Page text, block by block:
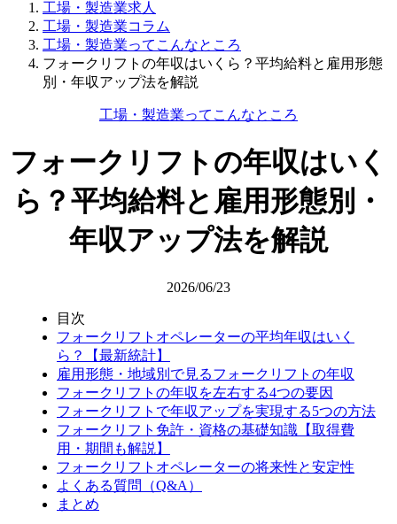
工場・製造業求人
工場・製造業コラム
工場・製造業ってこんなところ
フォークリフトの年収はいくら？平均給料と雇用形態
別・年収アップ法を解説
工場・製造業ってこんなところ
フォークリフトの年収はいく
ら？平均給料と雇用形態別・
年収アップ法を解説
2026/06/23
目次
フォークリフトオペレーターの平均年収はいく
ら？【最新統計】
雇用形態・地域別で見るフォークリフトの年収
フォークリフトの年収を左右する4つの要因
フォークリフトで年収アップを実現する5つの方法
フォークリフト免許・資格の基礎知識【取得費
用・期間も解説】
フォークリフトオペレーターの将来性と安定性
よくある質問（Q&A）
まとめ